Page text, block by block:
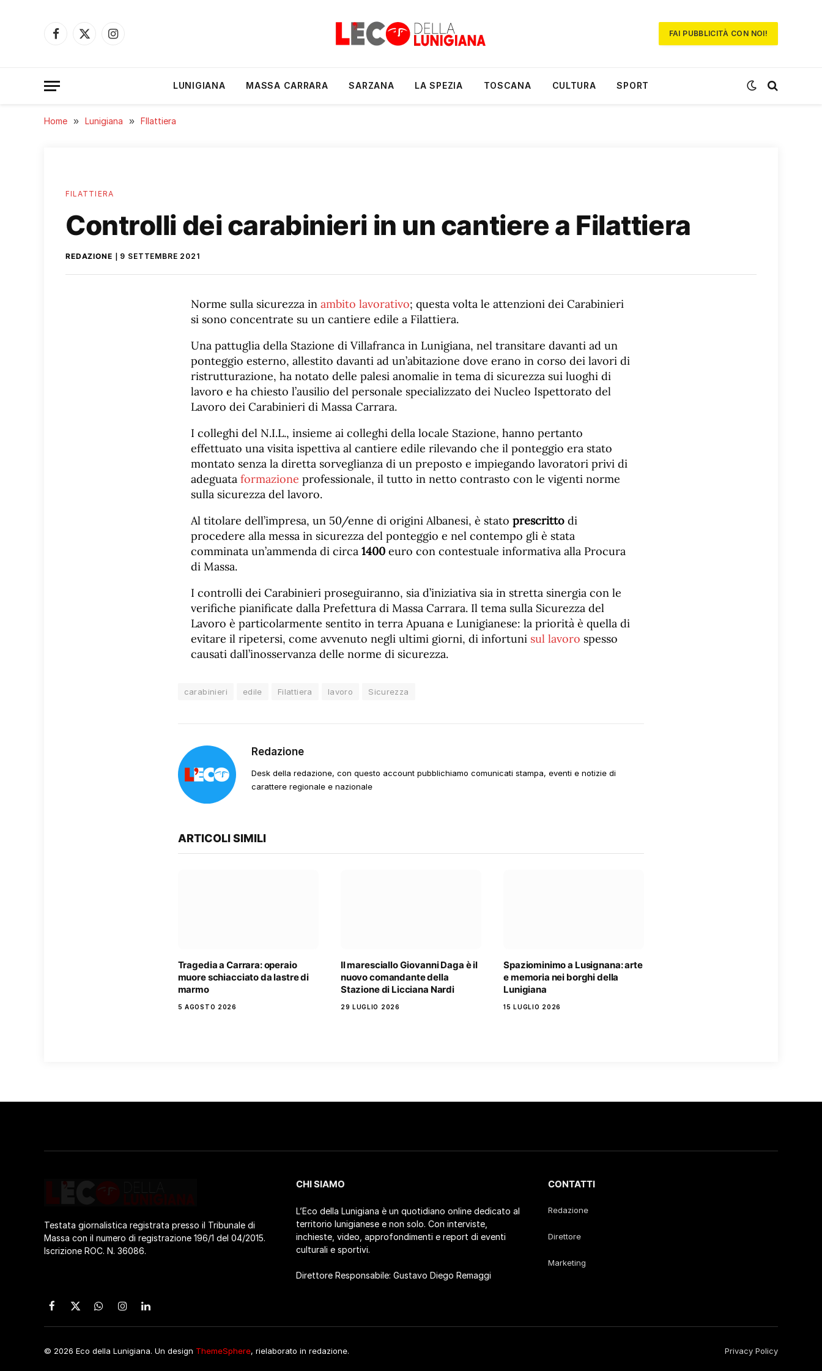
Facebook
X
Instagram
FAI PUBBLICITÀ CON NOI!
LUNIGIANA MASSA CARRARA SARZANA LA SPEZIA TOSCANA CULTURA SPORT
Home » Lunigiana » FIlattiera
FILATTIERA
Controlli dei carabinieri in un cantiere a Filattiera
REDAZIONE 9 SETTEMBRE 2021
Norme sulla sicurezza in ambito lavorativo; questa volta le attenzioni dei Carabinieri
si sono concentrate su un cantiere edile a Filattiera.
Una pattuglia della Stazione di Villafranca in Lunigiana, nel transitare davanti ad un
ponteggio esterno, allestito davanti ad un’abitazione dove erano in corso dei lavori di
ristrutturazione, ha notato delle palesi anomalie in tema di sicurezza sui luoghi di
lavoro e ha chiesto l’ausilio del personale specializzato dei Nucleo Ispettorato del
Lavoro dei Carabinieri di Massa Carrara.
I colleghi del N.I.L., insieme ai colleghi della locale Stazione, hanno pertanto
effettuato una visita ispettiva al cantiere edile rilevando che il ponteggio era stato
montato senza la diretta sorveglianza di un preposto e impiegando lavoratori privi di
adeguata formazione professionale, il tutto in netto contrasto con le vigenti norme
sulla sicurezza del lavoro.
Al titolare dell’impresa, un 50/enne di origini Albanesi, è stato prescritto di
procedere alla messa in sicurezza del ponteggio e nel contempo gli è stata
comminata un’ammenda di circa 1400 euro con contestuale informativa alla Procura
di Massa.
I controlli dei Carabinieri proseguiranno, sia d’iniziativa sia in stretta sinergia con le
verifiche pianificate dalla Prefettura di Massa Carrara. Il tema sulla Sicurezza del
Lavoro è particolarmente sentito in terra Apuana e Lunigianese: la priorità è quella di
evitare il ripetersi, come avvenuto negli ultimi giorni, di infortuni sul lavoro spesso
causati dall’inosservanza delle norme di sicurezza.
carabinieri edile Filattiera lavoro Sicurezza
Redazione
Desk della redazione, con questo account pubblichiamo comunicati stampa, eventi e notizie di
carattere regionale e nazionale
ARTICOLI SIMILI
Tragedia a Carrara: operaio
muore schiacciato da lastre di
marmo
5 AGOSTO 2026
Il maresciallo Giovanni Daga è il
nuovo comandante della
Stazione di Licciana Nardi
29 LUGLIO 2026
Spaziominimo a Lusignana: arte
e memoria nei borghi della
Lunigiana
15 LUGLIO 2026
Testata giornalistica registrata presso il Tribunale di
Massa con il numero di registrazione 196/1 del 04/2015.
Iscrizione ROC. N. 36086.
CHI SIAMO
L’Eco della Lunigiana è un quotidiano online dedicato al
territorio lunigianese e non solo. Con interviste,
inchieste, video, approfondimenti e report di eventi
culturali e sportivi.
Direttore Responsabile: Gustavo Diego Remaggi
CONTATTI
Redazione
Direttore
Marketing
Facebook
X
(Twitter)
WhatsApp
Instagram
LinkedIn
© 2026 Eco della Lunigiana. Un design ThemeSphere, rielaborato in redazione. Privacy Policy